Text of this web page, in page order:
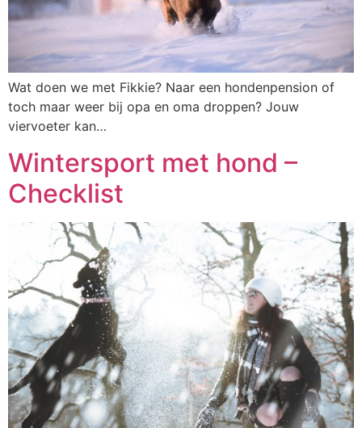
Wat doen we met Fikkie? Naar een hondenpension of
toch maar weer bij opa en oma droppen? Jouw
viervoeter kan…
Wintersport met hond –
Checklist